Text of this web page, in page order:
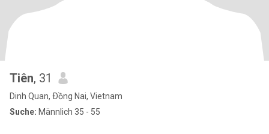
Tiên, 31
Dinh Quan, Ðồng Nai, Vietnam
Suche: Männlich 35 - 55